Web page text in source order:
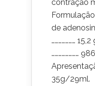
contração
de
…………………
……………………
35g/29ml.